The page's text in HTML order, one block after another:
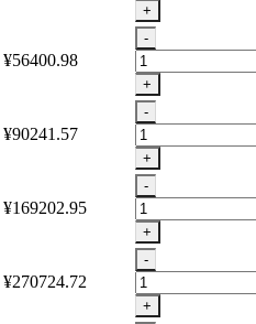
+
¥56400.98
-
+
¥90241.57
-
+
¥169202.95
-
+
¥270724.72
-
+